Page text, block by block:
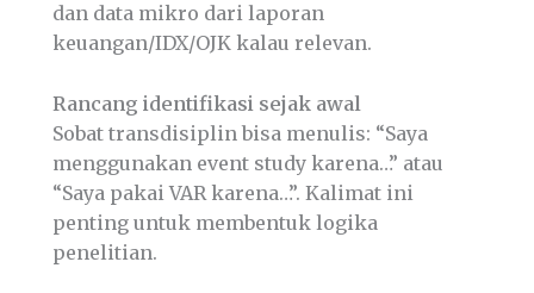
dan data mikro dari laporan
keuangan/IDX/OJK kalau relevan.
Rancang identifikasi sejak awal
Sobat transdisiplin bisa menulis: “Saya
menggunakan event study karena…” atau
“Saya pakai VAR karena…”. Kalimat ini
penting untuk membentuk logika
penelitian.